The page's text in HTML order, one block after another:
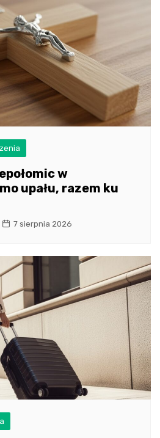
w
upału, razem ku
7 sierpnia 2026